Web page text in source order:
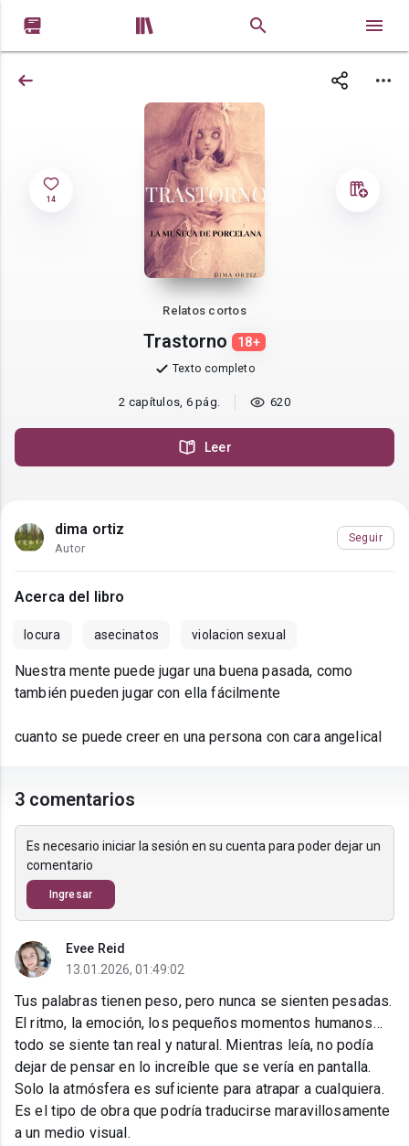
 
14
Relatos cortos
Trastorno 18+
Texto completo
2 capítulos, 6 pág. 620
Leer
dima ortiz
Autor
Seguir
Acerca del libro
locura asecinatos violacion sexual
Nuestra mente puede jugar una buena pasada, como
también pueden jugar con ella fácilmente
cuanto se puede creer en una persona con cara angelical
3 comentarios
Es necesario iniciar la sesión en su cuenta para poder dejar un
comentario
Ingresar
Evee Reid
13.01.2026, 01:49:02
Tus palabras tienen peso, pero nunca se sienten pesadas.
El ritmo, la emoción, los pequeños momentos humanos…
todo se siente tan real y natural. Mientras leía, no podía
dejar de pensar en lo increíble que se vería en pantalla.
Solo la atmósfera es suficiente para atrapar a cualquiera.
Es el tipo de obra que podría traducirse maravillosamente
a un medio visual.